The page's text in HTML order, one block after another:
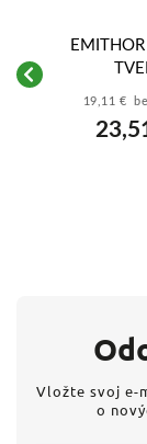
LENYS III.
LED/
19,11 €
Vložte svoj e-
o